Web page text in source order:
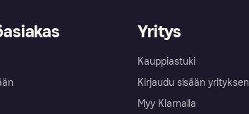
Yritys
Kauppiastuki
Kirjaudu sisään
Myy Klarnalla